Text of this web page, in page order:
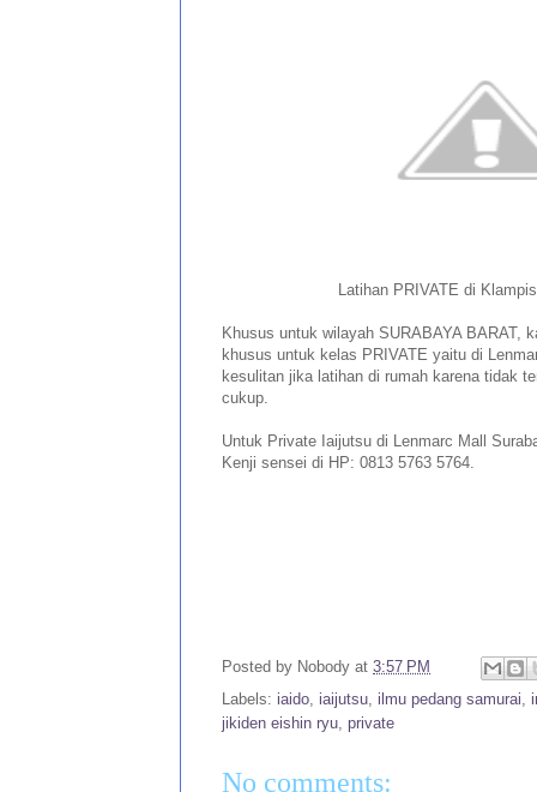
Latihan PRIVATE di
Khusus untuk wilayah SURABAYA BARAT,
khusus untuk kelas PRIVATE yaitu di
kesulitan jika latihan di rumah karena tidak
cukup.
Untuk Private Iaijutsu di Lenmarc Mall
Kenji sensei di HP: 0813 5763 5764.
Posted by Nobody at 3:57 PM
Labels: iaido iaijutsu ilmu pedang samurai
jikiden eishin ryu private
No comments: